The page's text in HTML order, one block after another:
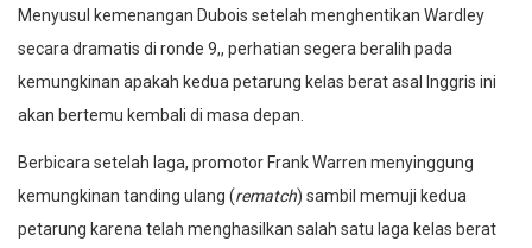
Menyusul kemenangan Dubois setelah menghentikan Wardley
secara dramatis di ronde 9,, perhatian segera beralih pada
kemungkinan apakah kedua petarung kelas berat asal Inggris ini
akan bertemu kembali di masa depan.
Berbicara setelah laga, promotor Frank Warren menyinggung
kemungkinan tanding ulang (rematch) sambil memuji kedua
petarung karena telah menghasilkan salah satu laga kelas berat